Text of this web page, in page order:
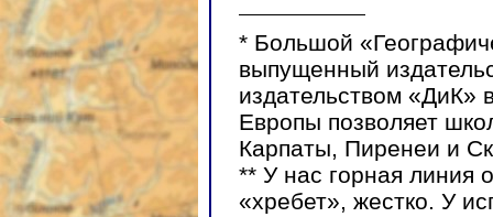
* Большой
выпущенный
издательством «ДиК»
Европы позволяет
Карпаты, Пиренеи и
** У нас горная линия
«хребет», жестко. У